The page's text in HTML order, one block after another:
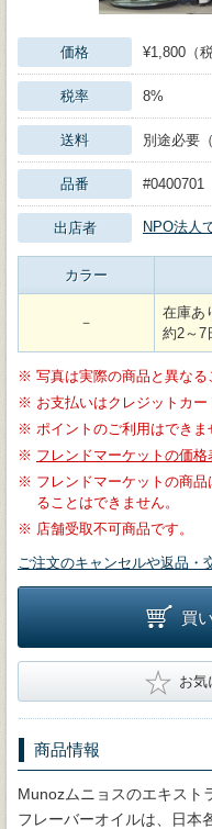
価格 ¥1,800（税
税率 8%
送料 別途必要（
品番 #0400701
出店者 NPO法人
カラー
－
在庫あ
約2～7
※ 写真は実際の商品と異なる
※ お支払いはクレジットカー
※ ポイントのご利用はできま
※ フレンドマーケットの価
※ フレンドマーケットの商
ることはできません。
※ 店舗受取不可商品です。
ご注文のキャンセルや返品・
買
★ お気
商品情報
Munozムニョスのエキスト
フレーバーオイルは、日本